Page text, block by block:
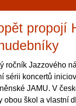
propojí
ročník Jazzového
sérii koncertů
JAMU. V
obou škol a vlastní
Průvodce
rulety po
Brno je městem
restaurace,
místem, kde si
různé kasinové
metropoli